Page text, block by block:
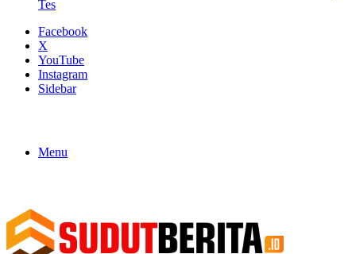
Tes
Facebook
X
YouTube
Instagram
Sidebar
Menu